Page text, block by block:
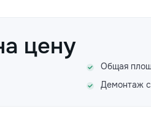
цену
Общая
Демонтаж